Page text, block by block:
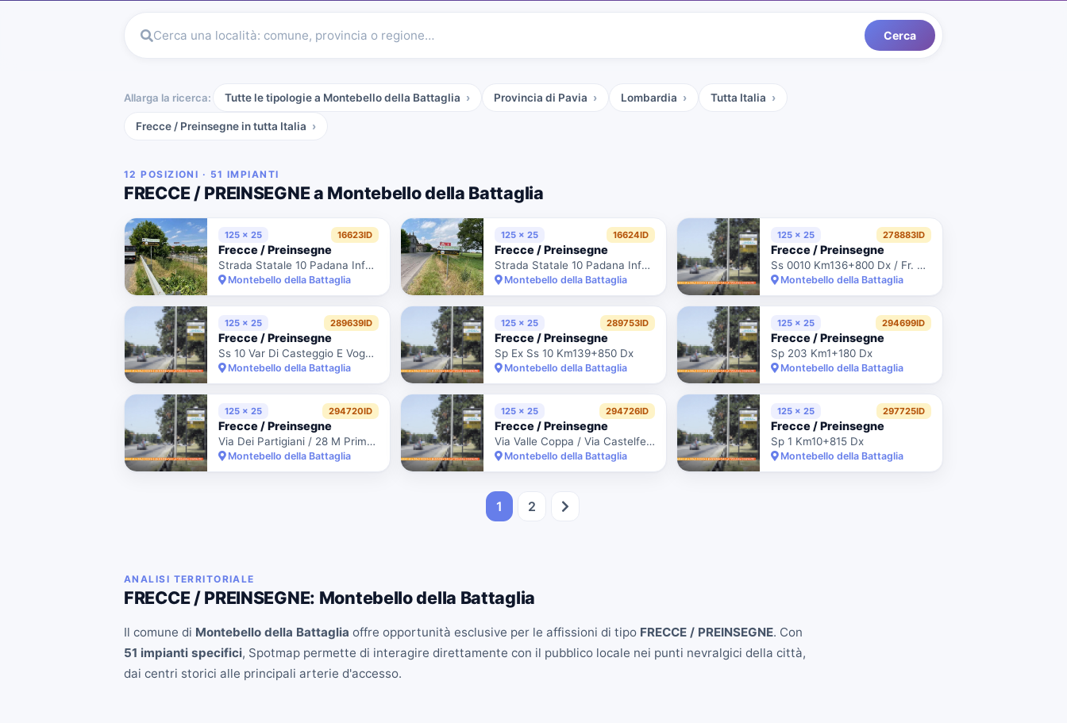
Cerca una località: comune, provincia o regione… Cerca
Allarga la ricerca: Tutte le tipologie a Montebello della Battaglia Provincia di Pavia Lombardia Tutta Italia
Frecce / Preinsegnein tutta Italia
12 POSIZIONI · 51 IMPIANTI
FRECCE / PREINSEGNE a Montebello della Battaglia
125 x 25 16623ID
Frecce / Preinsegne
Strada Statale 10 Padana Inferiore
Montebello della Battaglia
125 x 25 16624ID
Frecce / Preinsegne
Strada Statale 10 Padana Inferiore 135-129
Montebello della Battaglia
125 x 25 278883ID
Frecce / Preinsegne
Ss 0010 Km136+800 Dx / Fr. C.Comm.Le Montebello Iper Dir. Casteggio
Montebello della Battaglia
125 x 25 289639ID
Frecce / Preinsegne
Ss 10 Var Di Casteggio E Voghera Km0+070 Sx / Ctr. Anas 8/87391
Montebello della Battaglia
125 x 25 289753ID
Frecce / Preinsegne
Sp Ex Ss 10 Km139+850 Dx
Montebello della Battaglia
125 x 25 294699ID
Frecce / Preinsegne
Sp 203 Km1+180 Dx
Montebello della Battaglia
125 x 25 294720ID
Frecce / Preinsegne
Via Dei Partigiani / 28 M Prima Di Via Valle Coppa
Montebello della Battaglia
125 x 25 294726ID
Frecce / Preinsegne
Via Valle Coppa / Via Castelfelice
Montebello della Battaglia
125 x 25 297725ID
Frecce / Preinsegne
Sp 1 Km10+815 Dx
Montebello della Battaglia
1 2
ANALISI TERRITORIALE
FRECCE / PREINSEGNE: Montebello della Battaglia
Il comune di Montebello della Battaglia offre opportunità esclusive per le affissioni di tipo FRECCE / PREINSEGNE. Con
51 impianti specifici, Spotmap permette di interagire direttamente con il pubblico locale nei punti nevralgici della città,
dai centri storici alle principali arterie d'accesso.